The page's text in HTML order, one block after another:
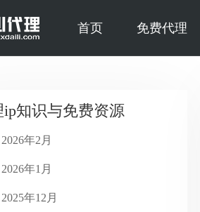
首页 免费代理
ip知识与免费资源
2026年2月
2026年1月
2025年12月